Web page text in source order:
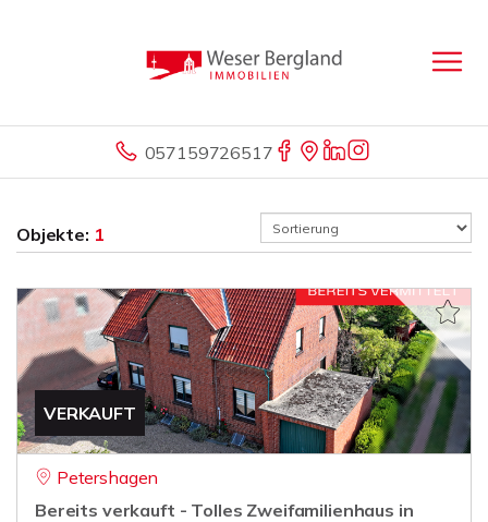
057159726517
Objekte: 1
VERKAUFT
Petershagen
Bereits verkauft - Tolles Zweifamilienhaus in